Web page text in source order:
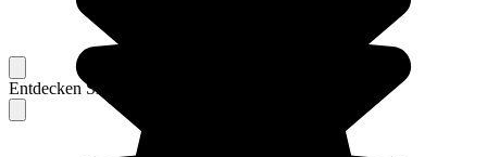
Entdecken Sie Berichte unserer erfahrenen Reisenden